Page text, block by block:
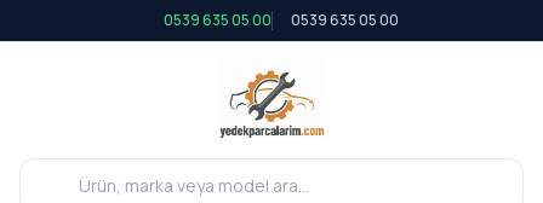
0539 635 05 00 0539 635 05 00